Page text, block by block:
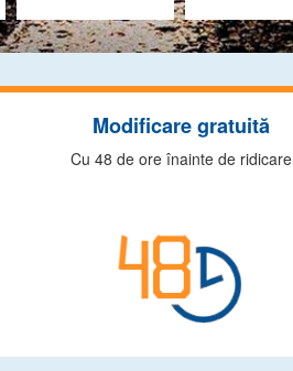
Modificare gratuită
Cu 48 de ore înainte de ridicare